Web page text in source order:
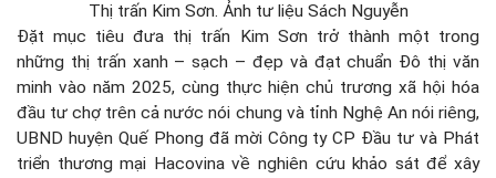
Thị trấn Kim Sơn. Ảnh tư liệu Sách Nguyễn
Đặt mục tiêu đưa thị trấn Kim Sơn trở thành một trong
những thị trấn xanh – sạch – đẹp và đạt chuẩn Đô thị văn
minh vào năm 2025, cùng thực hiện chủ trương xã hội hóa
đầu tư chợ trên cả nước nói chung và tỉnh Nghệ An nói riêng,
UBND huyện Quế Phong đã mời Công ty CP Đầu tư và Phát
triển thương mại Hacovina về nghiên cứu khảo sát để xây